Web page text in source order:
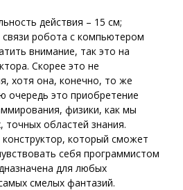
действия – 15 см;
робота с компьютером
внимание, так это на
Скорее это не
хотя она, конечно, то же
очередь это приобретение
физики, как мы
точных областей знания.
который сможет
себя программистом
для любых
смелых фантазий.